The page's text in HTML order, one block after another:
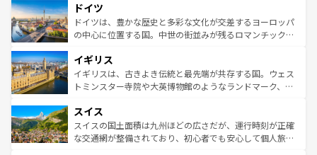
の城塞都市、穏やかなビーチリゾートまで多彩な表情を見
せる。地方によって風土や気候が異なるスペインはその個
性で訪れる人を魅了する。 なお、新着のスペイン情報はコ
で、幅広い魅力が詰まっている。華麗な宮殿、歴史的な大
聖堂、美しいビーチ、そして豊かな自然が、訪れる者を心
から魅了する。また、フランスは美食の国としても知ら
いる。シャンパンの発祥地であるランス、プロヴァンスの
香り高いラベンダー畑など、多彩な楽しみ方が可能だ。さ
らに、パリ以外の地域にも魅力が溢れており、どの街角に
れる地方に足を運ぶとそれぞれで全く異なる文化を体験で
きるだろう。 なお、新着のフランス情報はコンテンツ一覧
を参照してほしい。
ドイツ
ドイツは、豊かな歴史と多彩な文化が交差するヨーロッパ
の中心に位置する国。中世の街並みが残るロマンチック街
顔を持つこの国は、どこを歩いても飽きることがない。ベ
ルリンの文化的活気、バイエルン州のアルプスの絶景、そ
してライン川沿いのワイン畑といった風景は必見。ビール
は、お酒好きな人にはぜひ体験してほしい。 なお、新着の
ドイツ情報はコンテンツ一覧を参照してほしい。
イギリス
イギリスは、古きよき伝統と最先端が共存する国。ウェス
トミンスター寺院や大英博物館のようなランドマーク、歴
リアごとに異なる魅力がある。また、優雅なアフタヌーン
ティー、ビール好きにはたまらない英国パブ、サッカー観
戦など、本場だからこそできる体験も豊富。イギリスを旅
スイス
スイスの国土面積は九州ほどの広さだが、運行時刻が正確
な交通網が整備されており、初心者でも安心して個人旅行